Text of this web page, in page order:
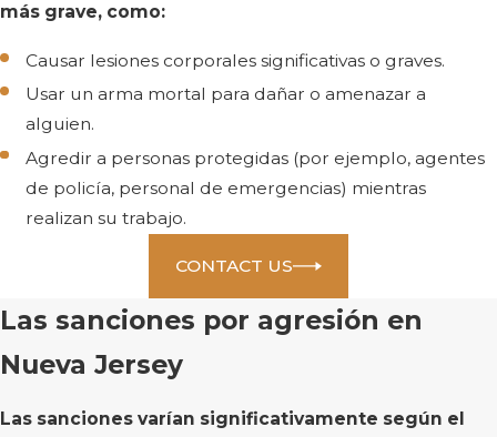
más grave, como:
Causar lesiones corporales significativas o graves.
Usar un arma mortal para dañar o amenazar a
alguien.
Agredir a personas protegidas (por ejemplo, agentes
de policía, personal de emergencias) mientras
realizan su trabajo.
CONTACT US
Las sanciones por agresión en
Nueva Jersey
Las sanciones varían significativamente según el